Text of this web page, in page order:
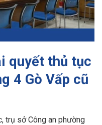
quyết thủ tục
4 Gò Vấp cũ
trụ sở Công an phường